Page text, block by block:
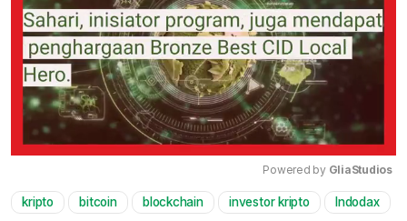
Mute
Powered by GliaStudios
kripto bitcoin blockchain investor kripto Indodax